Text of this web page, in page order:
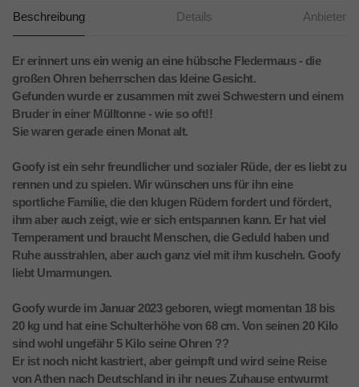
Beschreibung Details Anbieter
Er erinnert uns ein wenig an eine hübsche Fledermaus - die
großen Ohren beherrschen das kleine Gesicht.
Gefunden wurde er zusammen mit zwei Schwestern und einem
Bruder in einer Mülltonne - wie so oft!!
Sie waren gerade einen Monat alt.
Goofy ist ein sehr freundlicher und sozialer Rüde, der es liebt zu
rennen und zu spielen. Wir wünschen uns für ihn eine
sportliche Familie, die den klugen Rüdern fordert und fördert,
ihm aber auch zeigt, wie er sich entspannen kann. Er hat viel
Temperament und braucht Menschen, die Geduld haben und
Ruhe ausstrahlen, aber auch ganz viel mit ihm kuscheln. Goofy
liebt Umarmungen.
Goofy wurde im Januar 2023 geboren, wiegt momentan 18 bis
20 kg und hat eine Schulterhöhe von 68 cm. Von seinen 20 Kilo
sind wohl ungefähr 5 Kilo seine Ohren ??
Er ist noch nicht kastriert, aber geimpft und wird seine Reise
von Athen nach Deutschland in ihr neues Zuhause entwurmt